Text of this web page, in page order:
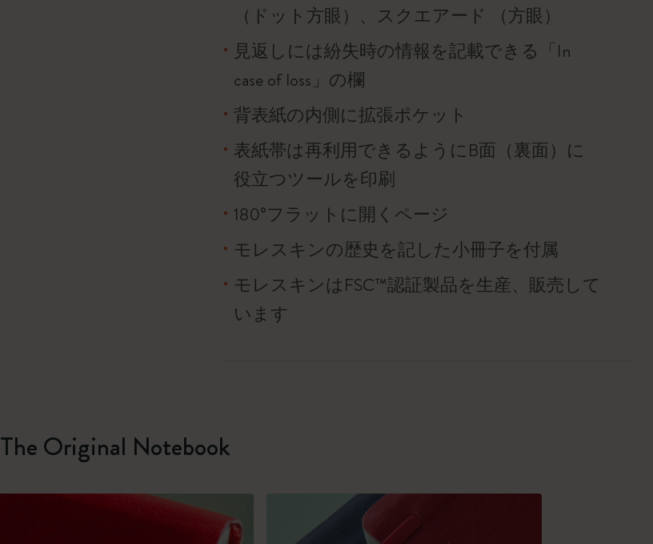
（ドット方眼）、スクエアード （方眼）
見返しには紛失時の情報を記載できる「In
case of loss」の欄
背表紙の内側に拡張ポケット
表紙帯は再利用できるようにB面（裏面）に
役立つツールを印刷
180°フラットに開くページ
モレスキンの歴史を記した小冊子を付属
モレスキンはFSC™認証製品を生産、販売して
います
The Original Notebook